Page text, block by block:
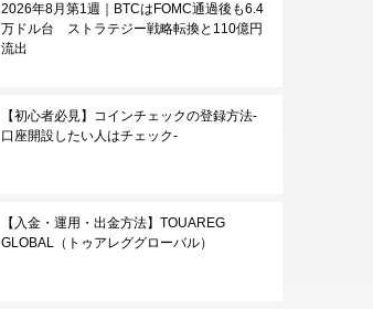
2026年8月第1週｜BTCはFOMC通過後も6.4
万ドル台 ストラテジー戦略転換と110億円
流出
【初心者必見】コインチェックの登録方法-
口座開設したい人はチェック-
【入金・運用・出金方法】TOUAREG
GLOBAL（トゥアレググローバル）